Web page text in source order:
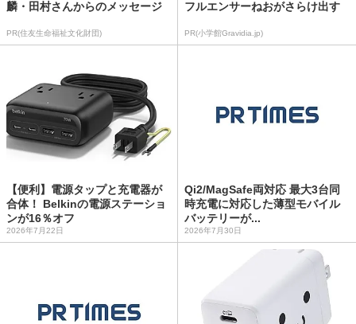
麟・田村さんからのメッセージ
PR(住友生命福祉文化財団)
フルエンサーねおがさらけ出す
PR(小学館Gravidia.jp)
【便利】電源タップと充電器が
合体！ Belkinの電源ステーショ
ンが16％オフ
2026年7月22日
Qi2/MagSafe両対応 最大3台同
時充電に対応した薄型モバイル
バッテリーが...
2026年7月30日